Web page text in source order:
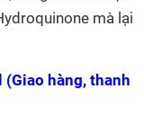
mà lại
hàng, thanh